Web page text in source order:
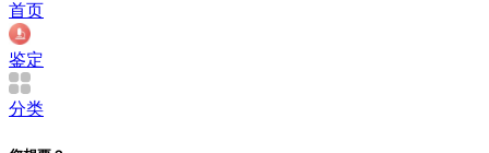
首页
鉴定
分类